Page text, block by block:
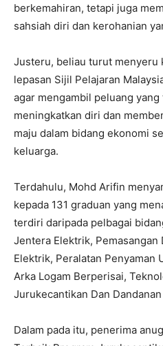
berkemahiran, tetapi juga
sahsiah diri dan kerohanian
Justeru, beliau turut menyeru
lepasan Sijil Pelajaran
agar mengambil peluang
meningkatkan diri dan
maju dalam bidang ekonomi
keluarga.
Terdahulu, Mohd Arifin
kepada 131 graduan yang
terdiri daripada pelbagai
Jentera Elektrik, Pemasangan
Elektrik, Peralatan Penyaman
Arka Logam Berperisai,
Jurukecantikan Dan
Dalam pada itu, penerima